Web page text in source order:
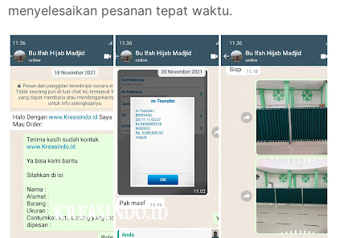
menyelesaikan pesanan tepat waktu.